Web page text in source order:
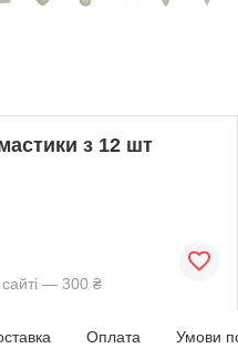
з 12 шт
— 300 ₴
Оплата Умови